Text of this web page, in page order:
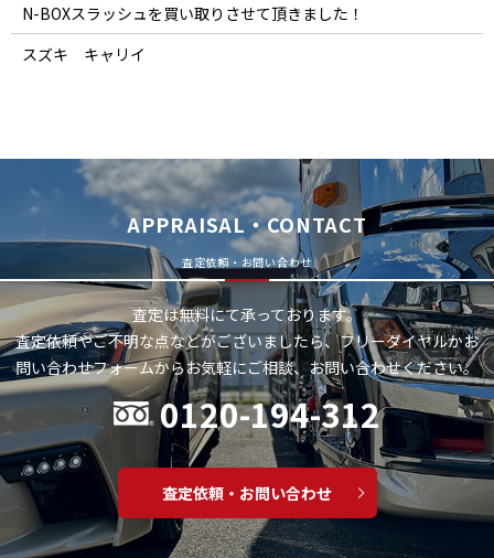
N-BOXスラッシュを買い取りさせて頂きました！
スズキ キャリイ
APPRAISAL・CONTACT
査定依頼・お問い合わせ
査定は無料にて承っております。
査定依頼やご不明な点などがございましたら、フリーダイヤルかお
問い合わせフォームからお気軽にご相談、お問い合わせください。
0120-194-312
査定依頼・お問い合わせ